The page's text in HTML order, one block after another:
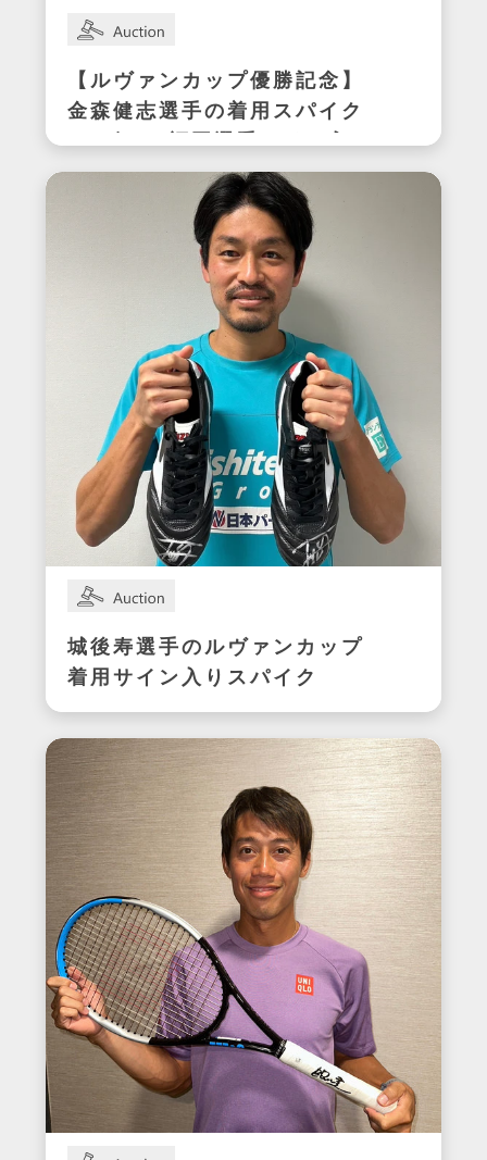
【ルヴァンカップ優勝記念】
金森健志選手の着用スパイク
(アビスパ福岡選手サイン入
り)
城後寿選手のルヴァンカップ
着用サイン入りスパイク